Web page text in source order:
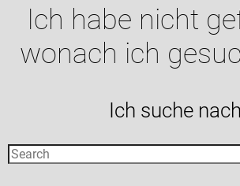
Ich habe nicht
wonach ich
Ich suche